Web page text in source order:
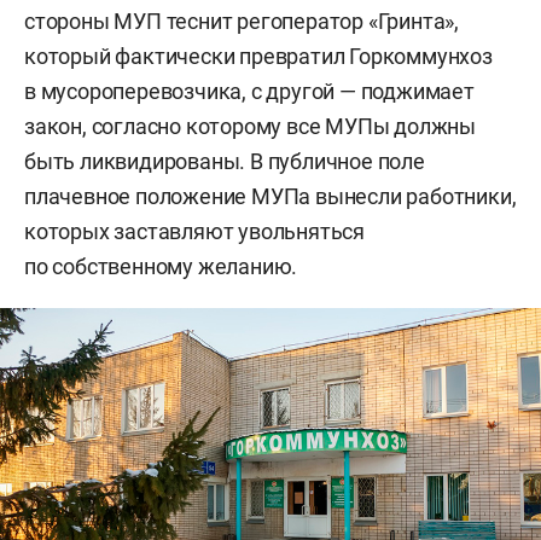
стороны МУП теснит регоператор «Гринта»,
который фактически превратил Горкоммунхоз
в мусороперевозчика, c другой — поджимает
закон, согласно которому все МУПы должны
быть ликвидированы. В публичное поле
плачевное положение МУПа вынесли работники,
которых заставляют увольняться
по собственному желанию.